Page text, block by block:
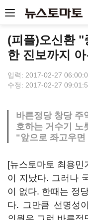
(피플)오신환 "
한 진보까지
입력: 2017-02-27
수정: 2017-02-27
바른정당 창당 주
호하는 거수기 노
"앞으로 좌고우
[뉴스토마토 최용
이 지났다. 그러나
이 없다. 한때는 정
다. 그만큼 선명성